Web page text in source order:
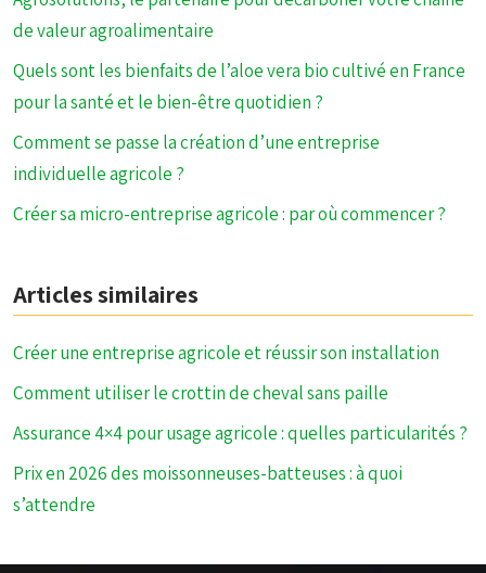
de valeur agroalimentaire
Quels sont les bienfaits de l’aloe vera bio cultivé en France
pour la santé et le bien-être quotidien ?
Comment se passe la création d’une entreprise
individuelle agricole ?
Créer sa micro-entreprise agricole : par où commencer ?
Articles similaires
Créer une entreprise agricole et réussir son installation
Comment utiliser le crottin de cheval sans paille
Assurance 4×4 pour usage agricole : quelles particularités ?
Prix en 2026 des moissonneuses-batteuses : à quoi
s’attendre